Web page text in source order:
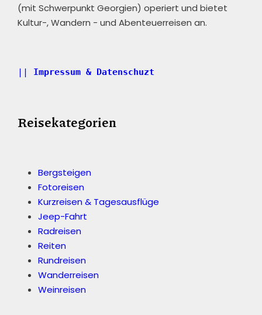
(mit Schwerpunkt Georgien) operiert und bietet
Kultur-, Wandern - und Abenteuerreisen an.
|| Impressum & Datenschuzt
Reisekategorien
Bergsteigen
Fotoreisen
Kurzreisen & Tagesausflüge
Jeep-Fahrt
Radreisen
Reiten
Rundreisen
Wanderreisen
Weinreisen